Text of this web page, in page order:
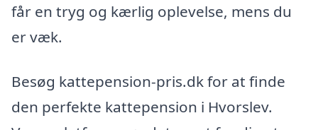
får en tryg og kærlig oplevelse, mens du
er væk.
Besøg kattepension-pris.dk for at finde
den perfekte kattepension i Hvorslev.